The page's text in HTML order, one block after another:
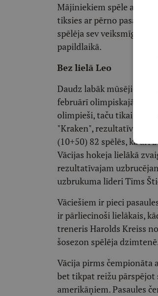
Mājiniekiem spēle ar
tiksies ar pērno pasaules
spēlēja sev veiksmīgajā
papildlaikā.
Bez lielā Leo
Daudz labāk mūsējiem
februārī olimpiskajā
olimpieši, taču tikai trīs
"Kraken", rezultatīvais
(10+50) 82 spēlēs, kā arī
Vācijas hokeja lielākā
rezultatīvajam
uzbrukuma līderi Tims
Vāciešiem ir pieci
ir pārliecinoši lielākais,
treneris Harolds Kreiss
šosezon spēlēja
Vācija pirms čempionāta
bet tikpat reižu pārspējot
amerikāņiem. Pasaules